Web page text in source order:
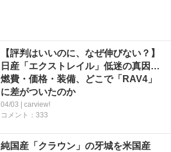
【評判はいいのに、なぜ伸びない？】
日産「エクストレイル」低迷の真因…
燃費・価格・装備、どこで「RAV4」
に差がついたのか
04/03 | carview!
コメント：333
純国産「クラウン」の牙城を米国産